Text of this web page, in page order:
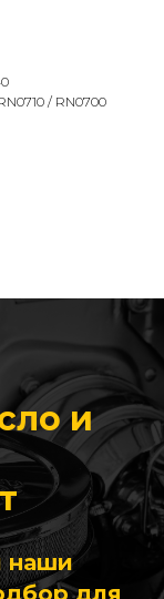
/ RN0700
и
наши